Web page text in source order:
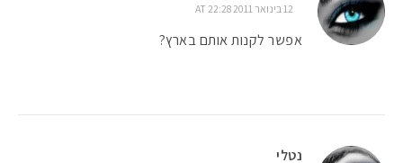
12 בינואר 2011 AT 22:28
אפשר לקנות אותם בארץ?
נטלי